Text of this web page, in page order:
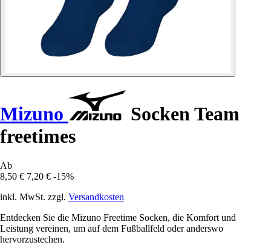
Mizuno
Socken Team
freetimes
Ab
8,50 € 7,20 € -15%
inkl. MwSt. zzgl. Versandkosten
Entdecken Sie die Mizuno Freetime Socken, die Komfort und
Leistung vereinen, um auf dem Fußballfeld oder anderswo
hervorzustechen.